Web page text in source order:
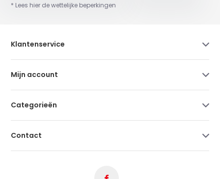
* Lees hier de wettelijke beperkingen
Klantenservice
Mijn account
Categorieën
Contact